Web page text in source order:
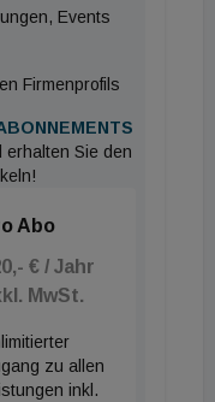
Bedeutung
von
SBS zu
eine
diesem
Lösung vor, die
den Zustand
und Mängel
unterstützt die
Events
Firmenprofils
erhalten Sie den
Abo
€ / Jahr
MwSt.
zu allen
inkl.